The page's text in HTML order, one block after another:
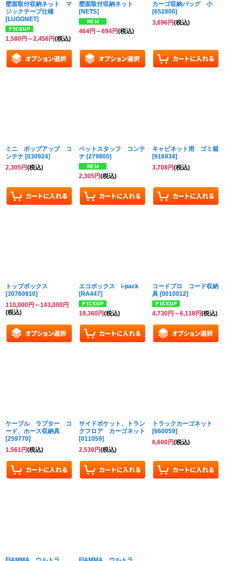
壁面取付収納ネット マ
ジックテープ仕様
[LUGGNET]
1,580円 ～2,456円(税込)
壁面取付収納ネット
[NETS]
464円 ～694円(税込)
カーゴ収納バッグ 小
[652800]
3,696円(税込)
ミニ ポップアップ コ
ンテナ [030924]
2,305円(税込)
ペットスタッフ コンテ
ナ [279800]
2,305円(税込)
キャビネット用 ゴミ箱
[916934]
3,708円(税込)
トップボックス
[30760910]
110,000円 ～143,000円
(税込)
エコボックス i-pack
[RA447]
19,360円(税込)
コードプロ コード収納
具 [0010012]
4,730円 ～6,118円(税込)
ケーブル ラプター コ
ード、ホース収納具
[259770]
1,561円(税込)
サイドポケット、トラン
クフロア カーゴネット
[011059]
2,530円(税込)
トラックカーゴネット
[660059]
6,600円(税込)